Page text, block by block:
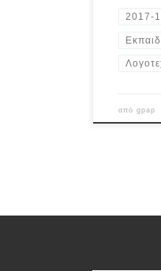
2017-
απόgpap